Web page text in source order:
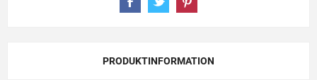
PRODUKTINFORMATION